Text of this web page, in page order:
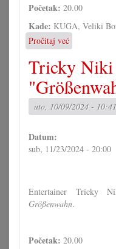
Početak: 20.00
Kade: KUGA, Veliki
Pročitaj već
Maschek
u
Kugi:
2024"
Tricky
uto, 10/09/2024 - 10:41
Datum:
sub, 11/23/2024 - 20:00
Entertainer Tricky
Größenwahn.
Početak: 20.00